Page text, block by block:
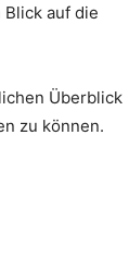
auf die
Überblick
zu können.